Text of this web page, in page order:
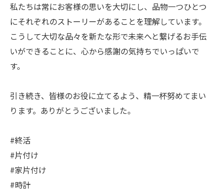
私たちは常にお客様の思いを大切にし、品物一つひとつ
にそれぞれのストーリーがあることを理解しています。
こうして大切な品々を新たな形で未来へと繋げるお手伝
いができることに、心から感謝の気持ちでいっぱいで
す。
引き続き、皆様のお役に立てるよう、精一杯努めてまい
ります。ありがとうございました。
#終活
#片付け
#家片付け
#時計